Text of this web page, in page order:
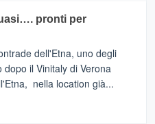
pronti per
dell'Etna, uno degli
il Vinitaly di Verona
nella location già...